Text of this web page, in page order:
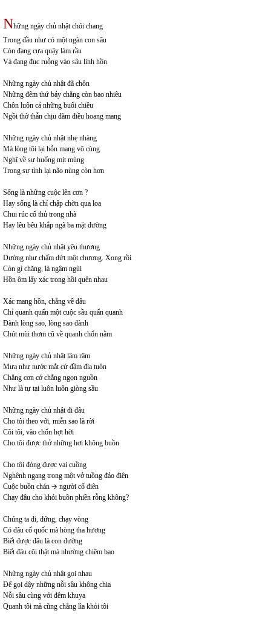
Những ngày chủ nhật chói chang
Trong đầu như có một ngàn con sâu
Còn đang cựa quậy làm rầu
Và đang đục ruỗng vào sâu linh hồn
Những ngày chủ nhật đã chôn
Những đêm thứ bảy chẳng còn bao nhiêu
Chôn luôn cả những buổi chiều
Ngồi thờ thẫn chịu dăm điều hoang mang
Những ngày chủ nhật nhẹ nhàng
Mà lòng tôi lại hỗn mang vô cùng
Nghĩ về sự huống mịt mùng
Trong sự tình lại não nùng còn hơn
Sống là những cuộc lên cơn ?
Hay sống là chỉ chập chờn qua loa
Chui rúc cố thủ trong nhà
Hay lêu bêu khắp ngã ba mặt đường
Những ngày chủ nhật yêu thương
Dường như chấm dứt một chương. Xong rồi
Còn gì chăng, là ngậm ngùi
Hồn ôm lấy xác trong hồi quên nhau
Xác mang hồn, chẳng về đâu
Chỉ quanh quẩn một cuộc sầu quẩn quanh
Đành lòng sao, lòng sao đành
Chút mùi thơm cũ về quanh chốn nằm
Những ngày chủ nhật lâm râm
Mưa như nước mắt cứ đầm đìa tuôn
Chẳng cơn cớ chẳng ngọn nguồn
Như là tự tại luôn luôn giòng sầu
Những ngày chủ nhật đi đâu
Cho tôi theo với, miễn sao là rời
Cõi tôi, vào chốn hợt hời
Cho tôi được thở những hơi không buồn
Cho tôi đóng được vai cuồng
Nghênh ngang trong một vở tuồng đảo điên
Cuộc buồn chán 🡪 người cố điên
Chạy đâu cho khỏi buồn phiền rỗng không?
Chúng ta đi, đứng, chạy vòng
Có đâu cố quốc mà hòng tha hương
Biết được đâu là con đường
Biết đâu cõi thật mà nhường chiêm bao
Những ngày chủ nhật gọi nhau
Để gọi dậy những nỗi sầu không chia
Nỗi sầu cùng với đêm khuya
Quanh tôi mà cũng chẳng lìa khỏi tôi